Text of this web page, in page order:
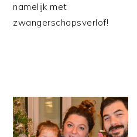
namelijk met
zwangerschapsverlof!